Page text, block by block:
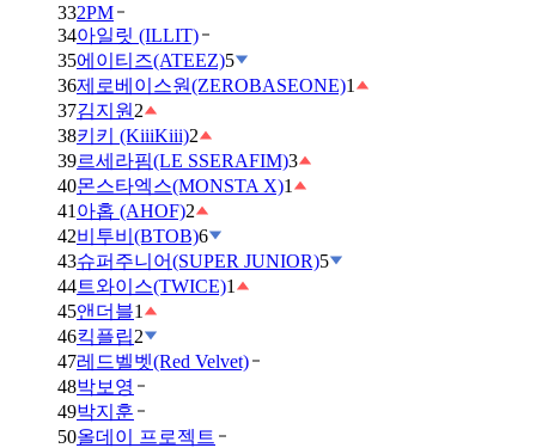
332PM
34아일릿 (ILLIT)
35에이티즈(ATEEZ)5
36제로베이스원(ZEROBASEONE)1
37김지원 2
38키키 (KiiiKiii)2
39르세라핌(LE SSERAFIM)3
40몬스타엑스(MONSTA X)1
41 아홉 (AHOF)2
42비투비(BTOB)6
43슈퍼주니어(SUPER JUNIOR)5
44트와이스(TWICE)1
45앤더블1
46킥플립2
47레드벨벳(Red Velvet)
48박보영
49박지훈
50올데이 프로젝트